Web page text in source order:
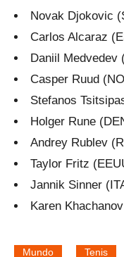
Novak Djokovic
Carlos Alcaraz
Daniil Medvedev
Casper Ruud
Stefanos
Holger Rune
Andrey Rublev
Taylor Fritz
Jannik Sinner
Karen
Mundo Tenis